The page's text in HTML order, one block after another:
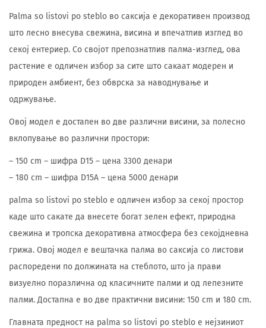
Palma so listovi po steblo во саксија е декоративен производ
што лесно внесува свежина, висина и впечатлив изглед во
секој ентериер. Со својот препознатлив палма-изглед, ова
растение е одличен избор за сите што сакаат модерен и
природен амбиент, без обврска за наводнување и
одржување.
Овој модел е достапен во две различни висини, за полесно
вклопување во различни простори:
– 150 cm – шифра D15 – цена 3300 денари
– 180 cm – шифра D15A – цена 5000 денари
palma so listovi po steblo е одличен избор за секој простор
каде што сакате да внесете богат зелен ефект, природна
свежина и тропска декоративна атмосфера без секојдневна
грижа. Овој модел е вештачка палма во саксија со листови
распоредени по должината на стеблото, што ја прави
визуелно поразлична од класичните палми и од лепезните
палми. Достапна е во две практични висини: 150 cm и 180 cm.
Главната предност на palma so listovi po steblo е нејзиниот